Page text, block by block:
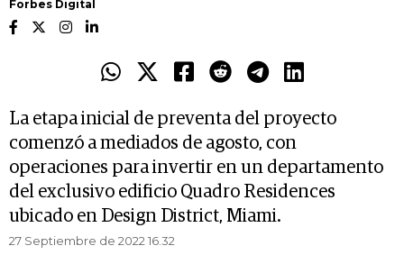
Forbes Digital
La etapa inicial de preventa del proyecto
comenzó a mediados de agosto, con
operaciones para invertir en un departamento
del exclusivo edificio Quadro Residences
ubicado en Design District, Miami.
27 Septiembre de 2022 16.32